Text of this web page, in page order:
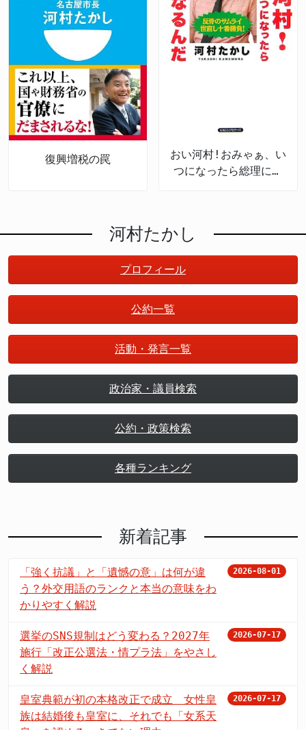
復興増税の罠
おい河村!おみゃぁ、い
つになったら総理にな
河村たかし
プロフィール
公約一覧
活動・発言一覧
政治家・議員検索
公約・政策検索
各種ランキング
新着記事
「強く抗議」と「遺憾の意」は何が違
う？外交用語のランクと本当の意味をわ
かりやすく解説
2026-08-01
選挙のSNS規制はどう変わる？2027年
施行「改正公選法・情プラ法」をやさし
く解説
2026-07-17
皇室典範が初の本格改正で成立 女性皇
族は結婚後も皇室に、それでも「女系天
2026-07-17